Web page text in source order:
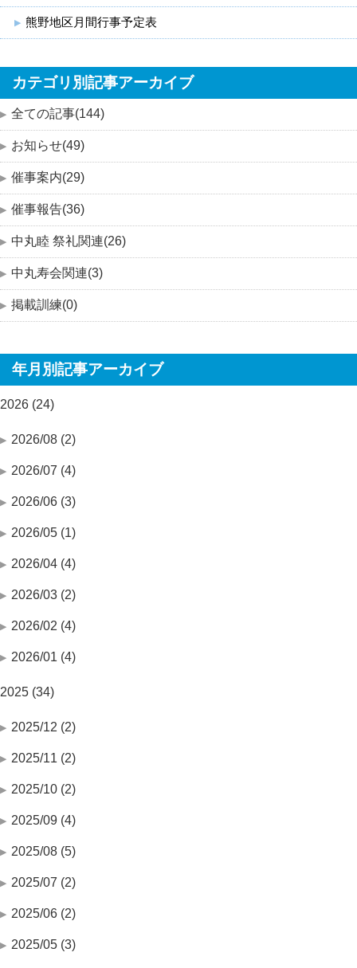
熊野地区月間行事予定表
カテゴリ別記事アーカイブ
全ての記事(144)
お知らせ(49)
催事案内(29)
催事報告(36)
中丸睦 祭礼関連(26)
中丸寿会関連(3)
掲載訓練(0)
年月別記事アーカイブ
2026 (24)
2026/08 (2)
2026/07 (4)
2026/06 (3)
2026/05 (1)
2026/04 (4)
2026/03 (2)
2026/02 (4)
2026/01 (4)
2025 (34)
2025/12 (2)
2025/11 (2)
2025/10 (2)
2025/09 (4)
2025/08 (5)
2025/07 (2)
2025/06 (2)
2025/05 (3)